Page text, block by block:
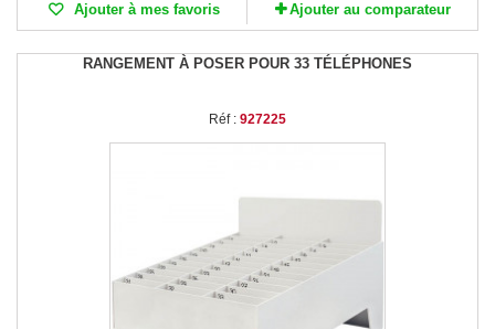
Ajouter à mes favoris Ajouter au comparateur
RANGEMENT À POSER POUR 33 TÉLÉPHONES
Réf : 927225